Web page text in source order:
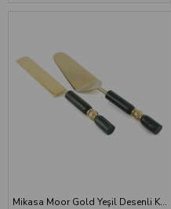
Mikasa Moor Gold Yeşil Desenli Kek Servis Seti